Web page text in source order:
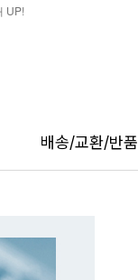
UP!
배송/교환/반품